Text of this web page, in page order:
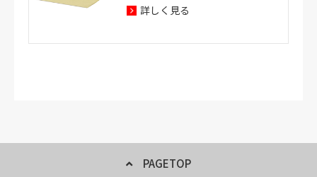
詳しく見る
PAGETOP